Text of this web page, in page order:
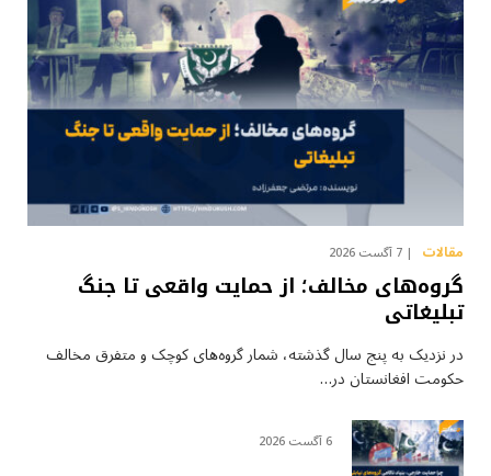
مقالات 7 آگست 2026
گروه‌های مخالف؛ از حمایت واقعی تا جنگ
تبلیغاتی
در نزدیک به پنج سال گذشته، شمار گروه‌های کوچک و متفرق مخالف
حکومت افغانستان در…
6 آگست 2026